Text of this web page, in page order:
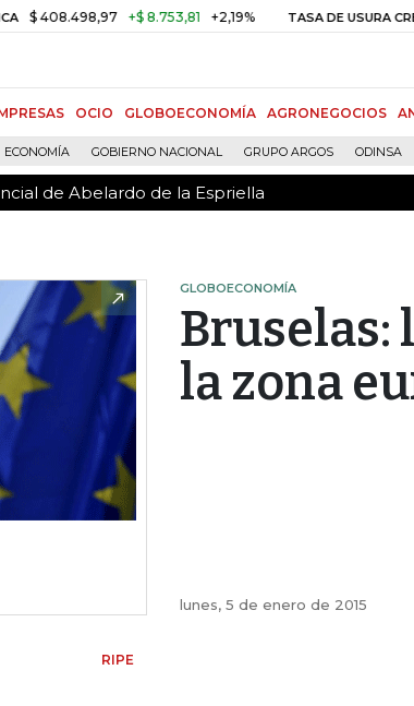
+$ 8.753,81 +2,19% TASA DE USURA CRÉDITO
OCIO GLOBOECONOMÍA AGRONEGOCIOS
ECONOMÍA GOBIERNO NACIONAL GRUPO ARGOS ODINSA
de Abelardo de la Espriella
de Abelardo de la Espriella
GLOBOECONOMÍA
Bruselas:
la zona
lunes, 5 de enero de 2015
RIPE